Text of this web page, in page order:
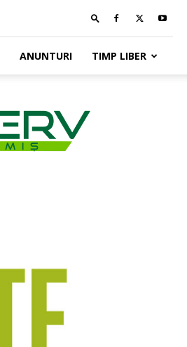
ANUNTURI TIMP LIBER